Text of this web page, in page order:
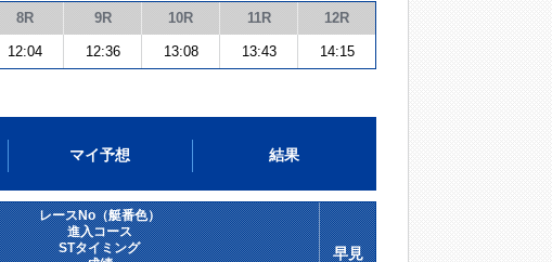
8R 9R 10R 11R 12R
12:04 12:36 13:08 13:43 14:15
マイ予想 結果
レースNo（艇番色）
進入コース
STタイミング
早見